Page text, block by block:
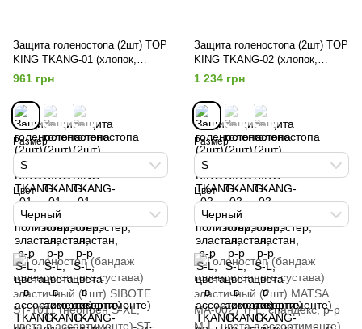
Защита голеностопа (2шт) TOP
KING TKANG-01 (хлопок,
полиэстер, эластан, р-р S-L,
цвета в ассортименте)
961 грн
Размер
S
Цвет
Черный
Защита голеностопа (2шт) TOP
KING TKANG-02 (хлопок,
полиэстер, эластан, р-р S-L,
цвета в ассортименте)
1 234 грн
Размер
S
Цвет
Черный